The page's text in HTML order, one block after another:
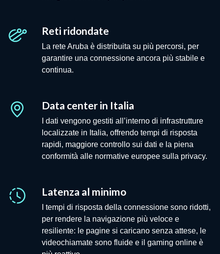
Reti ridondate
La rete Aruba è distribuita su più percorsi, per
garantire una connessione ancora più stabile e
continua.
Data center in Italia
I dati vengono gestiti all’interno di infrastrutture
localizzate in Italia, offrendo tempi di risposta
rapidi, maggiore controllo sui dati e la piena
conformità alle normative europee sulla privacy.
Latenza al minimo
I tempi di risposta della connessione sono ridotti,
per rendere la navigazione più veloce e
resiliente: le pagine si caricano senza attese, le
videochiamate sono fluide e il gaming online è